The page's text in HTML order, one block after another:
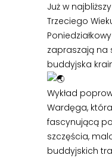
Już w
Trzeciego
zapraszają na
buddyjska
Wykład
Wardęga,
fascynującą
szczęścia,
buddyjskich